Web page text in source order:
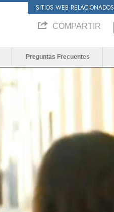
SITIOS WEB RELACIONADOS
COMPARTIR
Preguntas Frecuentes